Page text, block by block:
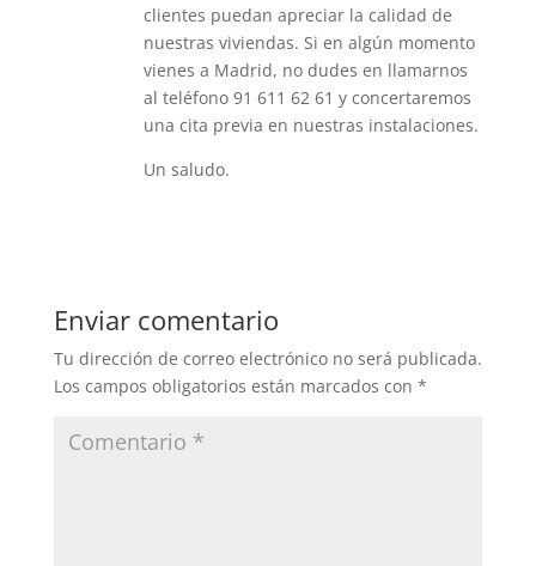
clientes puedan apreciar la calidad de
nuestras viviendas. Si en algún momento
vienes a Madrid, no dudes en llamarnos
al teléfono 91 611 62 61 y concertaremos
una cita previa en nuestras instalaciones.
Un saludo.
Enviar comentario
Tu dirección de correo electrónico no será publicada.
Los campos obligatorios están marcados con *